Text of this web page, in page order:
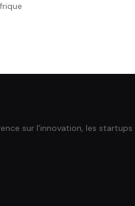
sur l'innovation, les startups